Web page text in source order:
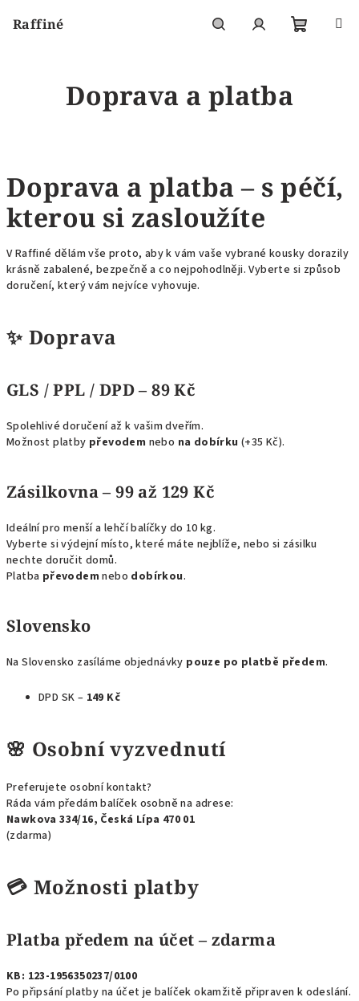
Raffiné
Doprava a platba
Doprava a platba – s péčí,
kterou si zasloužíte
V Raffiné dělám vše proto, aby k vám vaše vybrané kousky dorazily
krásně zabalené, bezpečně a co nejpohodlněji. Vyberte si způsob
doručení, který vám nejvíce vyhovuje.
✨ Doprava
GLS / PPL / DPD – 89 Kč
Spolehlivé doručení až k vašim dveřím.
Možnost platby převodem nebo na dobírku (+35 Kč).
Zásilkovna – 99 až 129 Kč
Ideální pro menší a lehčí balíčky do 10 kg.
Vyberte si výdejní místo, které máte nejblíže, nebo si zásilku
nechte doručit domů.
Platba převodem nebo dobírkou.
Slovensko
Na Slovensko zasíláme objednávky pouze po platbě předem.
DPD SK – 149 Kč
🌸 Osobní vyzvednutí
Preferujete osobní kontakt?
Ráda vám předám balíček osobně na adrese:
Nawkova 334/16, Česká Lípa 470 01
(zdarma)
💳 Možnosti platby
Platba předem na účet – zdarma
KB: 123-1956350237/0100
Po připsání platby na účet je balíček okamžitě připraven k odeslání.